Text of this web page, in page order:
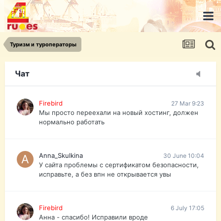
Туризм и туроператоры
Чат
urist.dokument@gmail.com
https://pasport-ua.com/
Телеграмм @uristpassua
Firebird
Друзья - из России без VPN сайт и форум
Firebird 27 Mar 9:23
Мы просто переехали на новый хостинг, должен
нормально работать
Anna_Skulkina 30 June 10:04
У сайта проблемы с сертификатом безопасности,
исправьте, а без впн не открывается увы
Firebird 6 July 17:05
Анна - спасибо! Исправили вроде